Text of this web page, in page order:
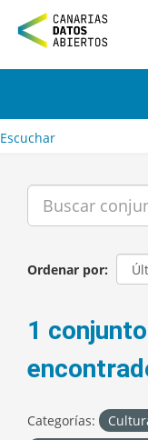
n
tEscuchar
Ordenar por
1
Categorías: